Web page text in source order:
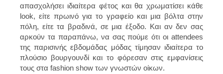
απασχολήσει ιδιαίτερα φέτος και θα χρωματίσει κάθε
look, είτε πρωινό για το γραφείο και μια βόλτα στην
πόλη, είτε τα βραδινά, σε μια έξοδο. Και αν δεν σας
αρκούν τα παραπάνω, να σας πούμε ότι οι attendees
της παρισινής εβδομάδας μόδας τίμησαν ιδιαίτερα το
πλούσιο βουργουνδί και το φόρεσαν στις εμφανίσεις
τους στα fashion show των γνωστών οίκων.